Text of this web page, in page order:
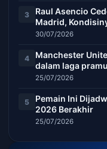
3
Raul Asencio
Madrid,
30/07/2026
4
Manchester
dalam laga
25/07/2026
5
Pemain Ini
2026 Berakhir
25/07/2026